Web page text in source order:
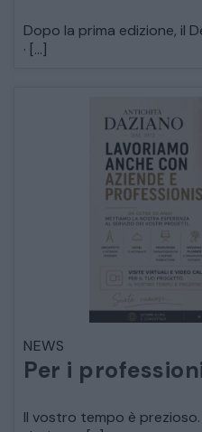
Dopo la prima edizione, il
· […]
NEWS
Per i
Il vostro tempo è